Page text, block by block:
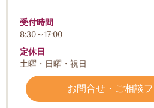
受付時間
8:30～17:00
定休日
土曜・日曜・祝日
お問合せ・ご相談